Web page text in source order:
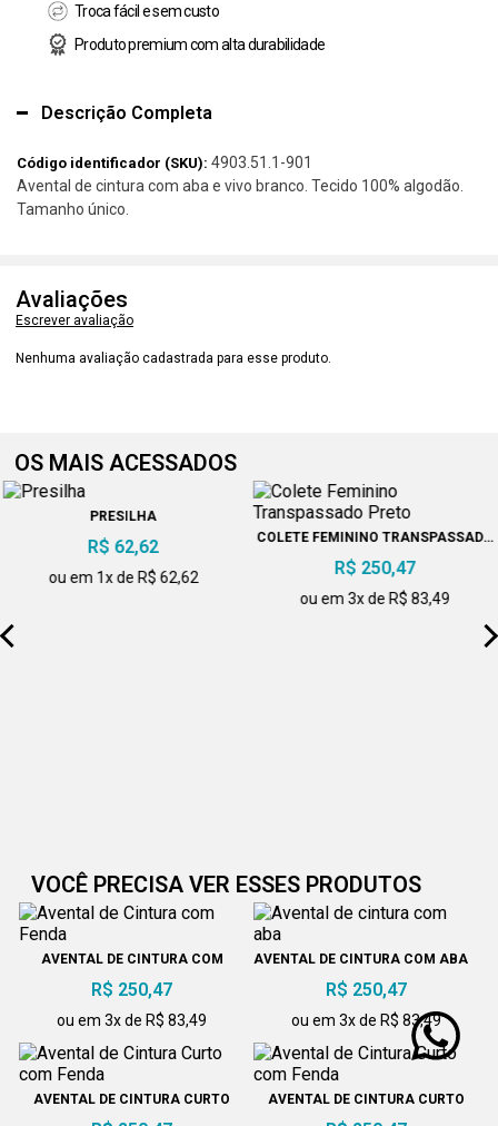
Troca fácil e sem custo
Produto premium com alta durabilidade
Descrição Completa
Código identificador (SKU): 4903.51.1-901
Avental de cintura com aba e vivo branco. Tecido 100% algodão.
Tamanho único.
Avaliações
Escrever avaliação
Nenhuma avaliação cadastrada para esse produto.
OS MAIS ACESSADOS
PRESILHA
R$ 62,62
ou em 1x de R$ 62,62
COLETE FEMININO TRANSPASSADO
PRETO
R$ 250,47
ou em 3x de R$ 83,49
VOCÊ PRECISA VER ESSES PRODUTOS
AVENTAL DE CINTURA COM
R$ 250,47
ou em 3x de R$ 83,49
AVENTAL DE CINTURA COM ABA
R$ 250,47
ou em 3x de R$ 83,49
AVENTAL DE CINTURA CURTO
COM FENDA
AVENTAL DE CINTURA CURTO
COM FENDA